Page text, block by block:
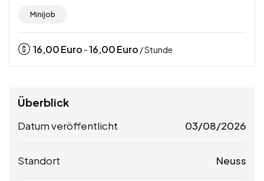
Minijob
16,00Euro -16,00Euro / Stunde
Überblick
Datum veröffentlicht 03/08/2026
Standort Neuss